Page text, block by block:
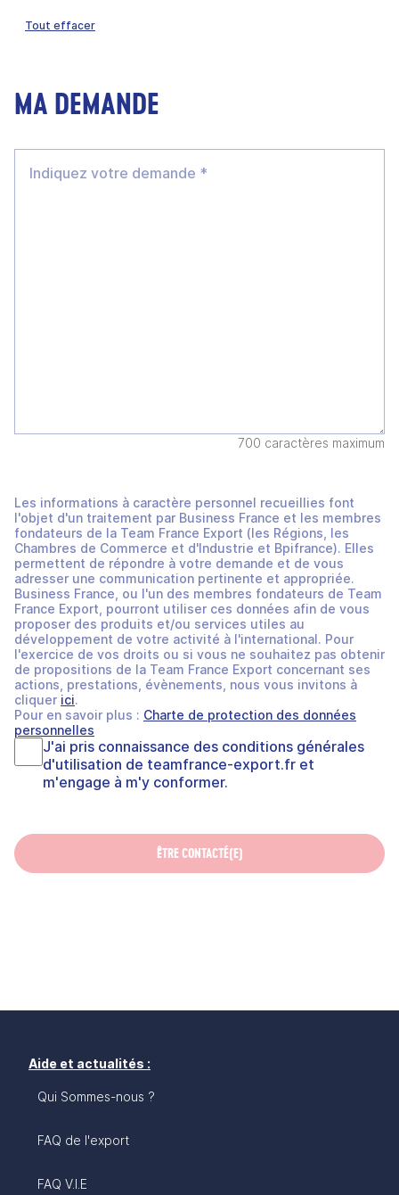
Tout effacer
MA DEMANDE
700 caractères maximum
Les informations à caractère personnel recueillies font
l'objet d'un traitement par Business France et les membres
fondateurs de la Team France Export (les Régions, les
Chambres de Commerce et d'Industrie et Bpifrance). Elles
permettent de répondre à votre demande et de vous
adresser une communication pertinente et appropriée.
Business France, ou l'un des membres fondateurs de Team
France Export, pourront utiliser ces données afin de vous
proposer des produits et/ou services utiles au
développement de votre activité à l'international. Pour
l'exercice de vos droits ou si vous ne souhaitez pas obtenir
de propositions de la Team France Export concernant ses
actions, prestations, évènements, nous vous invitons à
cliquer ici.
Pour en savoir plus : Charte de protection des données
personnelles
J'ai pris connaissance des conditions générales
d'utilisation de teamfrance-export.fr et
m'engage à m'y conformer.
ÊTRE CONTACTÉ(E)
Aide et actualités :
Qui Sommes-nous ?
FAQ de l'export
FAQ V.I.E